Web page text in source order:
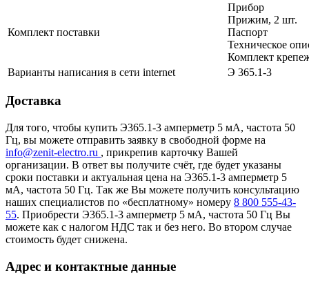
Комплект поставки
Прибор
Прижим, 2 шт.
Паспорт
Техническое
Комплект
Варианты написания в сети internet
Э 365.1-3
Доставка
Для того, чтобы купить Э365.1-3 амперметр 5 мА, частота 50
Гц, вы можете отправить заявку в свободной форме на
info@zenit-electro.ru , прикрепив карточку Вашей
организации. В ответ вы получите счёт, где будет указаны
сроки поставки и актуальная цена на Э365.1-3 амперметр 5
мА, частота 50 Гц. Так же Вы можете получить консультацию
наших специалистов по «бесплатному» номеру 8 800 555-43-
55. Приобрести Э365.1-3 амперметр 5 мА, частота 50 Гц Вы
можете как с налогом НДС так и без него. Во втором случае
стоимость будет снижена.
Адрес и контактные данные